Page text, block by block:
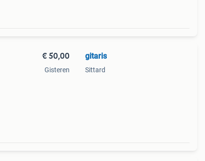
€ 50,00
Gisteren
gitaris
Sittard